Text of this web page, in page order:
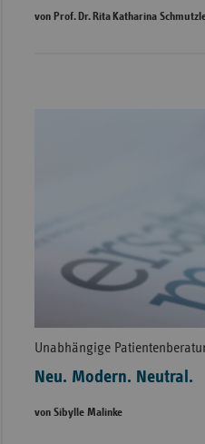
von Prof. Dr. Rita Katharina
Unabhängige
Neu. Modern. Neutral.
von Sibylle Malinke